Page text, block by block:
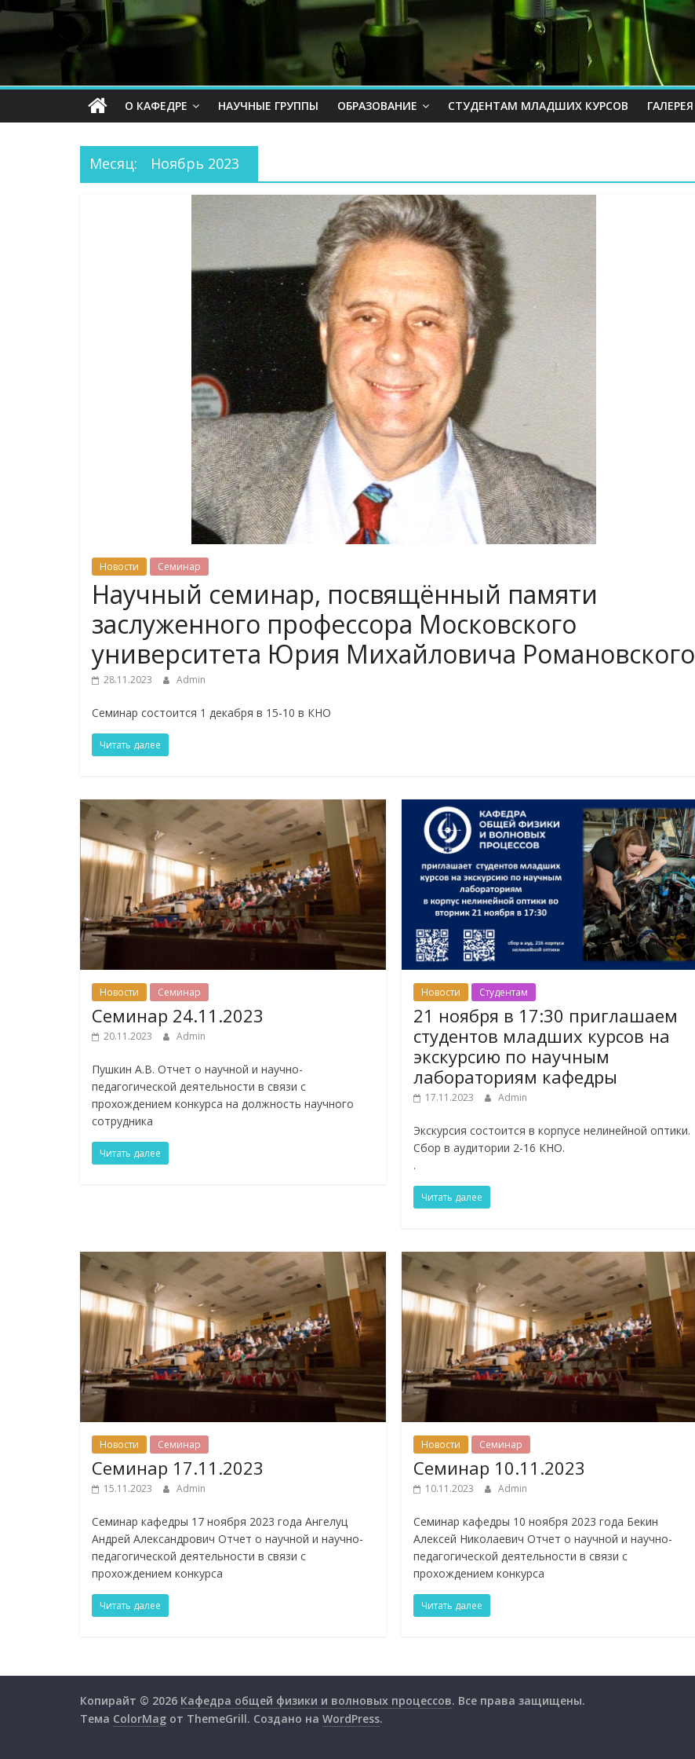
О КАФЕДРЕ НАУЧНЫЕ ГРУППЫ ОБРАЗОВАНИЕ СТУДЕНТАМ МЛАДШИХ КУРСОВ ГАЛЕРЕЯ
Месяц: Ноябрь 2023
Новости Семинар
Научный семинар, посвящённый памяти
заслуженного профессора Московского
университета Юрия Михайловича Романовского
28.11.2023 Admin
Семинар состоится 1 декабря в 15-10 в КНО
Читать далее
Новости Семинар
Семинар 24.11.2023
20.11.2023 Admin
Пушкин А.В. Отчет о научной и научно-
педагогической деятельности в связи с
прохождением конкурса на должность научного
сотрудника
Читать далее
Новости Студентам
21 ноября в 17:30 приглашаем
студентов младших курсов на
экскурсию по научным
лабораториям кафедры
17.11.2023 Admin
Экскурсия состоится в корпусе нелинейной оптики.
Сбор в аудитории 2-16 КНО.
.
Читать далее
Новости Семинар
Семинар 17.11.2023
15.11.2023 Admin
Семинар кафедры 17 ноября 2023 года Ангелуц
Андрей Александрович Отчет о научной и научно-
педагогической деятельности в связи с
прохождением конкурса
Читать далее
Новости Семинар
Семинар 10.11.2023
10.11.2023 Admin
Семинар кафедры 10 ноября 2023 года Бекин
Алексей Николаевич Отчет о научной и научно-
педагогической деятельности в связи с
прохождением конкурса
Читать далее
Копирайт © 2026 Кафедра общей физики и волновых процессов. Все права защищены.
Тема ColorMag от ThemeGrill. Создано на WordPress.